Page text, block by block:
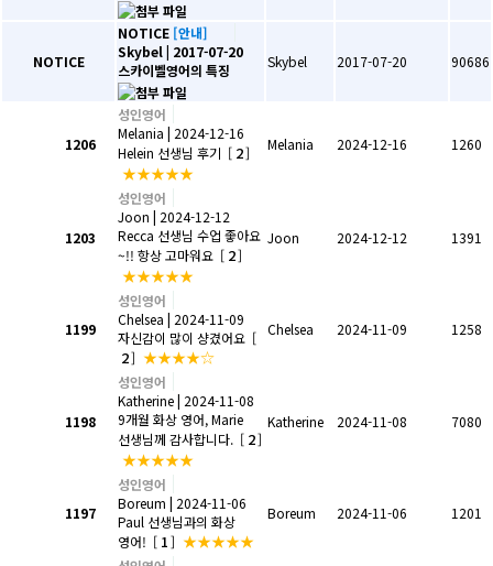
NOTICE
NOTICE [안내]
Skybel| 2017-07-20
스카이벨영어의 특징
Skybel 2017-07-20 90686
1206
성인영어
Melania | 2024-12-16
Helein 선생님 후기 [ 2]
★★★★★
Melania 2024-12-16 1260
1203
성인영어
Joon | 2024-12-12
Recca 선생님 수업 좋아요
~!! 항상 고마워요 [ 2]
★★★★★
Joon 2024-12-12 1391
1199
성인영어
Chelsea | 2024-11-09
자신감이 많이 샹겼어요 [
2] ★★★★☆
Chelsea 2024-11-09 1258
1198
성인영어
Katherine| 2024-11-08
9개월 화상 영어, Marie
선생님께 감사합니다. [ 2]
★★★★★
Katherine 2024-11-08 7080
1197
성인영어
Boreum | 2024-11-06
Paul 선생님과의 화상
영어! [ 1] ★★★★★
Boreum 2024-11-06 1201